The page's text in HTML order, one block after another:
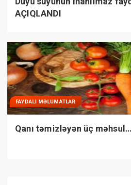
AÇIQLANDI
FAYDALI MƏLUMATLAR
Qanı təmizləyən üç məhsul…